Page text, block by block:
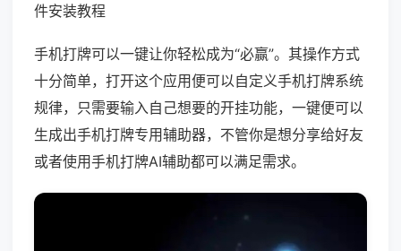
件安装教程
手机打牌可以一键让你轻松成为“必赢”。其操作方式
十分简单，打开这个应用便可以自定义手机打牌系统
规律，只需要输入自己想要的开挂功能，一键便可以
生成出手机打牌专用辅助器，不管你是想分享给好友
或者使用手机打牌AI辅助都可以满足需求。